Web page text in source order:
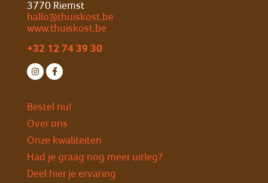
3770 Riemst
hallo@thuiskost.be
www.thuiskost.be
+32 12 74 39 30
Bestel nu!
Over ons
Onze kwaliteiten
Had je graag nog meer uitleg?
Deel hier je ervaring